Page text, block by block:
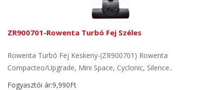
ZR900701-Rowenta Turbó Fej Széles
Rowenta Turbó Fej Keskeny-(ZR900701) Rowenta
Compacteo/Upgrade, Mini Space, Cyclonic, Silence..
Fogyasztói ár:9,990Ft